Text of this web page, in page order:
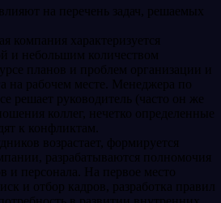
на перечень задач, решаемых
компания характеризуется
и небольшим количеством
планов и проблем организации и
на рабочем месте. Менеджера по
решает руководитель (часто он же
коллег, нечетко определенные
к конфликтам.
возрастает, формируется
разрабатываются полномочия
и персонала. На первое место
и отбор кадров, разработка правил